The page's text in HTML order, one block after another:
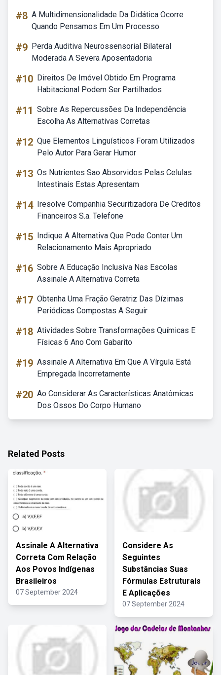
#8 A Multidimensionalidade Da Didática Ocorre
Quando Pensamos Em Um Processo
#9 Perda Auditiva Neurossensorial Bilateral
Moderada A Severa Aposentadoria
#10 Direitos De Imóvel Obtido Em Programa
Habitacional Podem Ser Partilhados
#11 Sobre As Repercussões Da Independência
Escolha As Alternativas Corretas
#12 Que Elementos Linguísticos Foram Utilizados
Pelo Autor Para Gerar Humor
#13 Os Nutrientes Sao Absorvidos Pelas Celulas
Intestinais Estas Apresentam
#14 Iresolve Companhia Securitizadora De Creditos
Financeiros S.a. Telefone
#15 Indique A Alternativa Que Pode Conter Um
Relacionamento Mais Apropriado
#16 Sobre A Educação Inclusiva Nas Escolas
Assinale A Alternativa Correta
#17 Obtenha Uma Fração Geratriz Das Dízimas
Periódicas Compostas A Seguir
#18 Atividades Sobre Transformações Químicas E
Físicas 6 Ano Com Gabarito
#19 Assinale A Alternativa Em Que A Vírgula Está
Empregada Incorretamente
#20 Ao Considerar As Características Anatômicas
Dos Ossos Do Corpo Humano
Related Posts
Assinale A Alternativa
Correta Com Relação
Aos Povos Indígenas
Brasileiros
07 September 2024
Considere As
Seguintes
Substâncias Suas
Fórmulas Estruturais
E Aplicações
07 September 2024